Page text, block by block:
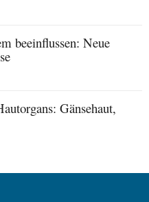
beeinflussen: Neue
Gänsehaut,